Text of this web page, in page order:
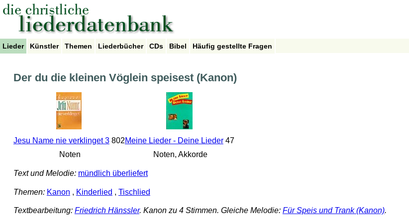
Lieder Künstler Themen Liederbücher CDs Bibel Häufig gestellte Fragen
Der du die kleinen Vöglein speisest (Kanon)
Jesu Name nie verklinget 3802
Noten
Meine Lieder - Deine Lieder47
Noten, Akkorde
Text und Melodie: mündlich überliefert
Themen: Kanon , Kinderlied , Tischlied
Textbearbeitung: Friedrich Hänssler. Kanon zu 4 Stimmen. Gleiche Melodie: Für Speis und Trank (Kanon).